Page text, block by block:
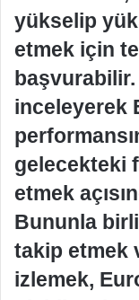
yükselip
etmek için
inceleyerek
gelecekteki
etmek
Bununla
takip etmek
izlemek,